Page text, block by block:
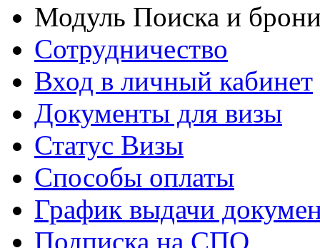
Модуль Поиска и
Сотрудничество
Вход в личный кабинет
Документы для визы
Статус Визы
Способы оплаты
График выдачи
Подписка на СПО